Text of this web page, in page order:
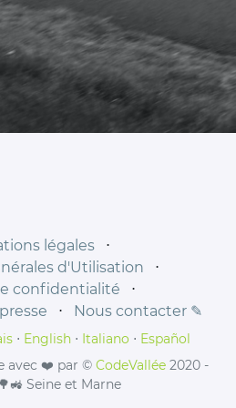
légales
⋅
d'Utilisation
⋅
confidentialité
⋅
⋅ Nous contacter ✎
⋅ English ⋅ Italiano ⋅ Español
avec ❤️ par © CodeVallée 2020 -
Seine et Marne